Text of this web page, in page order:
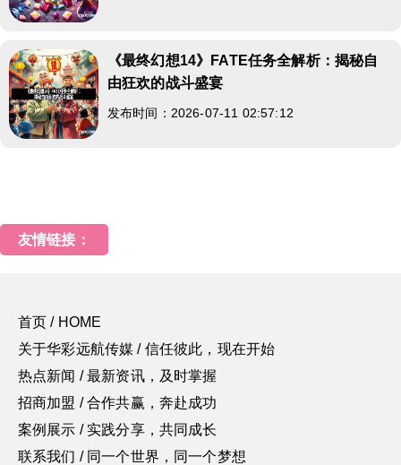
《最终幻想14》FATE任务全解析：揭秘自
由狂欢的战斗盛宴
发布时间：2026-07-11 02:57:12
友情链接：
首页 / HOME
关于华彩远航传媒 / 信任彼此，现在开始
热点新闻 / 最新资讯，及时掌握
招商加盟 / 合作共赢，奔赴成功
案例展示 / 实践分享，共同成长
联系我们 / 同一个世界，同一个梦想